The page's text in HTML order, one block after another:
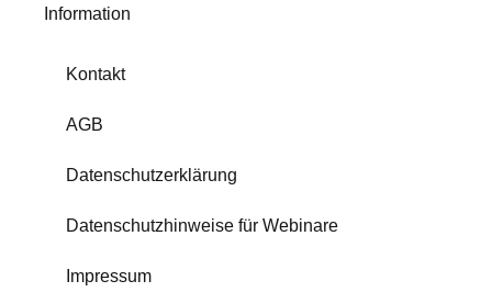
Information
Kontakt
AGB
Datenschutzerklärung
Datenschutzhinweise für Webinare
Impressum